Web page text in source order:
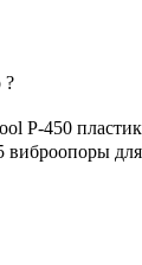
?
P-450 пластик
виброопоры